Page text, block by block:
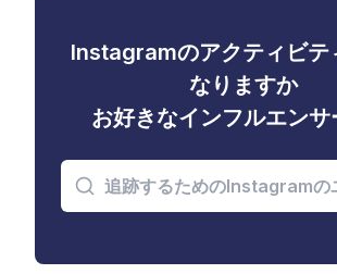
Instagramのアクティビテ
なりますか
お好きなインフルエンサ